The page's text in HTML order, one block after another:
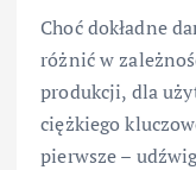
Choć dokładne
różnić w
produkcji, dla
ciężkiego
pierwsze –